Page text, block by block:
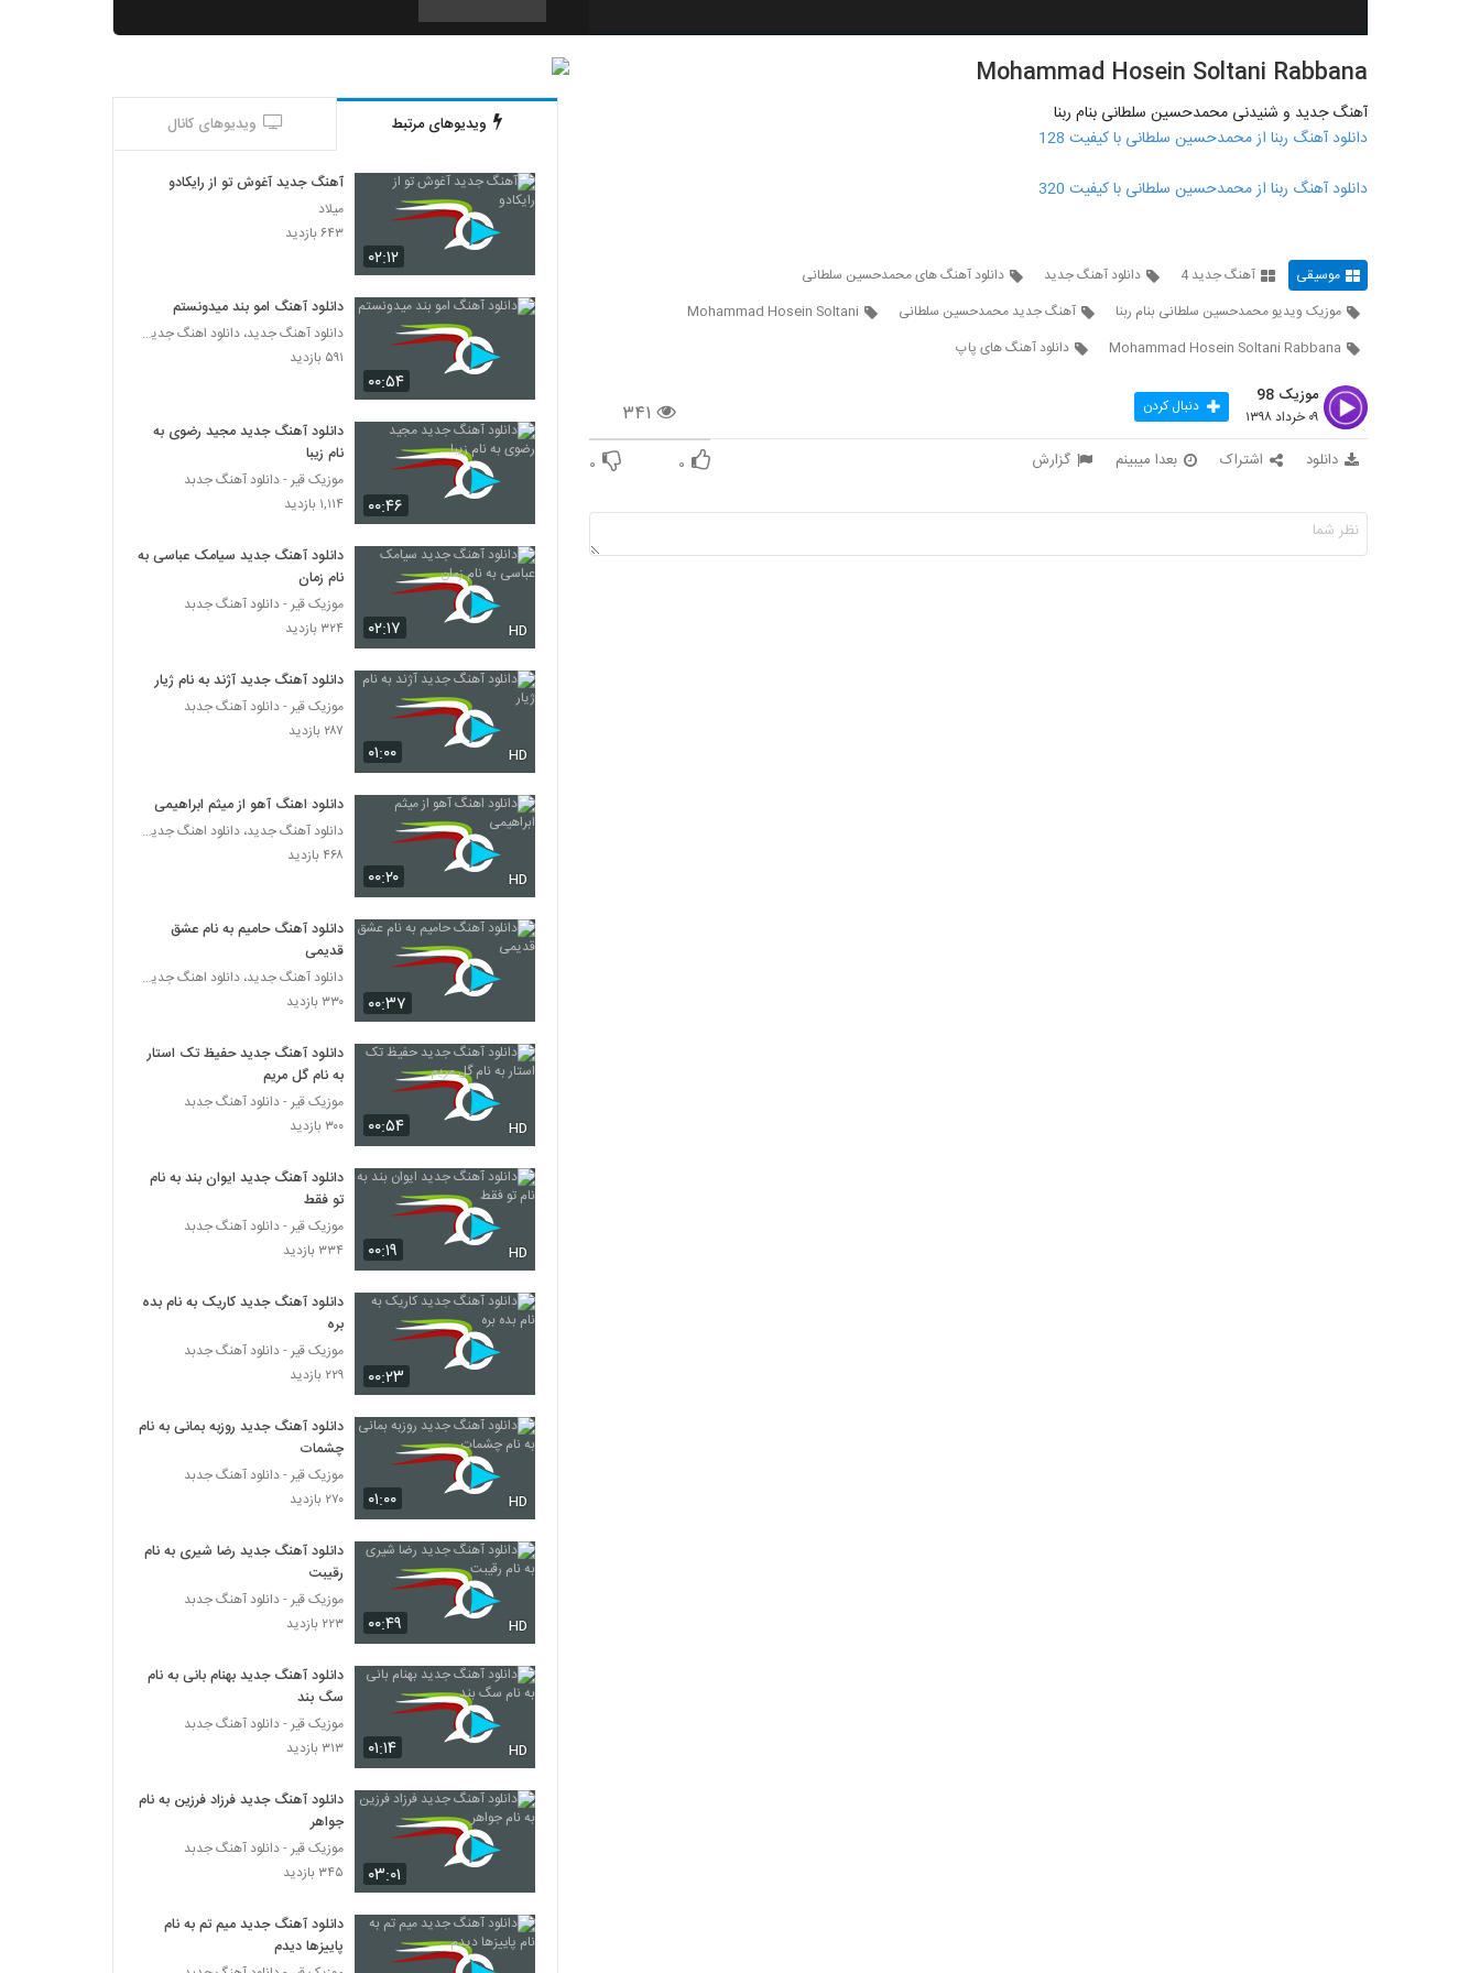
3630
دانلود آهنگ احمد اروند سن منیم عشقیم
دانلود آهنگ پرواز از ابوالفضل جعفری
۲۹۷ بازدید
آهنگ نفس از رضا لیریایی(پاپ)
۴۷۲ بازدید
دانلود آهنگ درست نمیشم (رمیکس) از سیروان
خسروی به همراه متن ترانه
آهنگ کامبیز کوه کن بنام دقایق یه زندگی
۲۹۴ بازدید
موزیک زیبای تو رفتی از محمدرضا کثیری
دانلود آهنگ جدید و زیبای مهدی رجبی با نام هر
از گاهی
۲۸۲ بازدید
موزیک زیبای صدای خنده هات از حمزه نوری
دانلود آهنگ خیال نکن از امیرحسین علی اصغری
۳۰۲ بازدید
دانلود آهنگ بهونه از فرشاد رجبی
۳۳۹ بازدید
۲۷۳ بازدید
دانلود آهنگ پیام شیرزاد دیوونه بی قرار
۳۰۶ بازدید
دانلود آهنگ جدید و زیبای ادریس قجاوند با نام
حس مبهم
۳۲۹ بازدید
دانلود آهنگ نیام یو کی سر به زیر
۲۴۴ بازدید
دانلود آهنگ جدید و زیبای سامان خسروی با نام
قرار بود بمونی
۲۸۰ بازدید
دانلود آهنگ آرمین وطنیان ستاره ی من
۳۳۸ بازدید
دانلود آهنگ سیاوش کبیر دریای موهات
۲۸۴ بازدید
حسین توکلی آهنگ عاشقانه بیا
۴۱۲ بازدید
موزیک زیبای دیر اومدی از رضا قراگوزلو
موزیک زیبای صدایت میزنم از سعید جاوید
۳۰۵ بازدید
دانلود آهنگ اشکان نوایی بهاری پر از ارغوان (به
همراه مهتاب سرداری)
Mohammad Hosein Soltani Rabbana
آهنگ جدید و شنیدنی محمدحسین سلطانی بنام ربنا
دانلود آهنگ ربنا از محمدحسین سلطانی با کیفیت 128
دانلود آهنگ ربنا از محمدحسین سلطانی با کیفیت 320
موسیقی آهنگ جدید 4 دانلود آهنگ جدید
دانلود آهنگ های محمدحسین سلطانی
موزیک ویدیو محمدحسین سلطانی بنام ربنا
آهنگ جدید محمدحسین سلطانی
Mohammad Hosein Soltani
Mohammad Hosein Soltani Rabbana
دانلود آهنگ های پاپ
۳۴۱
موزیک 98
۰۹ خرداد ۱۳۹۸ دنبال کردن
دانلود اشتراک بعدا میبینم گزارش ۰ ۰
ویدیوهای مرتبط ویدیوهای کانال
۰۲:۱۲
آهنگ جدید آغوش تو از رایکادو
میلاد
۶۴۳ بازدید
۰۰:۵۴
دانلود آهنگ امو بند میدونستم
دانلود آهنگ جدید، دانلود اهنگ جدید ایرانی
۵۹۱ بازدید
۰۰:۴۶
دانلود آهنگ جدید مجید رضوی به
نام زیبا
موزیک قیر - دانلود آهنگ جدبد
۱,۱۱۴ بازدید
۰۲:۱۷ HD
دانلود آهنگ جدید سیامک عباسی به
نام زمان
موزیک قیر - دانلود آهنگ جدبد
۳۲۴ بازدید
۰۱:۰۰ HD
دانلود آهنگ جدید آژند به نام ژیار
موزیک قیر - دانلود آهنگ جدبد
۲۸۷ بازدید
۰۰:۲۰ HD
دانلود اهنگ آهو از میثم ابراهیمی
دانلود آهنگ جدید، دانلود اهنگ جدید ایرانی
۴۶۸ بازدید
۰۰:۳۷
دانلود آهنگ حامیم به نام عشق
قدیمی
دانلود آهنگ جدید، دانلود اهنگ جدید ایرانی
۳۳۰ بازدید
۰۰:۵۴ HD
دانلود آهنگ جدید حفیظ تک استار
به نام گل مریم
موزیک قیر - دانلود آهنگ جدبد
۳۰۰ بازدید
۰۰:۱۹ HD
دانلود آهنگ جدید ایوان بند به نام
تو فقط
موزیک قیر - دانلود آهنگ جدبد
۳۳۴ بازدید
۰۰:۲۳
دانلود آهنگ جدید کاریک به نام بده
بره
موزیک قیر - دانلود آهنگ جدبد
۲۲۹ بازدید
۰۱:۰۰ HD
دانلود آهنگ جدید روزبه بمانی به نام
چشمات
موزیک قیر - دانلود آهنگ جدبد
۲۷۰ بازدید
۰۰:۴۹ HD
دانلود آهنگ جدید رضا شیری به نام
رقیبت
موزیک قیر - دانلود آهنگ جدبد
۲۲۳ بازدید
۰۱:۱۴ HD
دانلود آهنگ جدید بهنام بانی به نام
سگ بند
موزیک قیر - دانلود آهنگ جدبد
۳۱۳ بازدید
۰۳:۰۱
دانلود آهنگ جدید فرزاد فرزین به نام
جواهر
موزیک قیر - دانلود آهنگ جدبد
۳۴۵ بازدید
دانلود آهنگ جدید میم تم به نام
پاییزها دیدم